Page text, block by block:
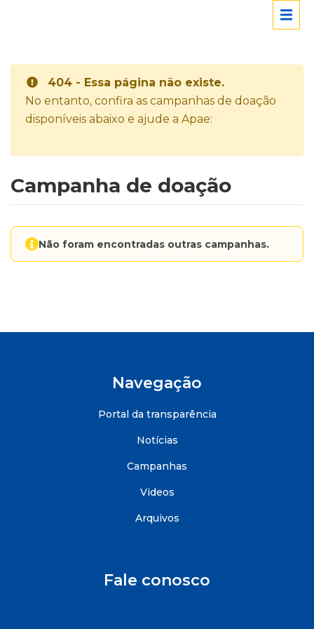
404 - Essa página não existe.
No entanto, confira as campanhas de doação
disponíveis abaixo e ajude a Apae:
Campanha de doação
Não foram encontradas outras campanhas.
Navegação
Portal da transparência
Notícias
Campanhas
Videos
Arquivos
Fale conosco